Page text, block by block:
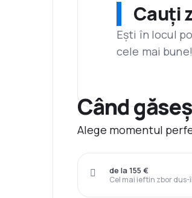
Cauți
Ești în locul
cele mai
Când
Alege momentul
Cel mai ieftin zbor
de la 155 €